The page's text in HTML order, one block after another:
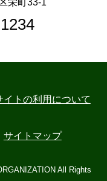
栄町33-1
イトの利用について
サイトマップ
All Rights